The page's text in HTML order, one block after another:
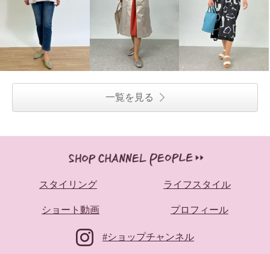
一覧を見る
スタイリング ライフスタイル
ショート動画 プロフィール
#ショップチャンネル